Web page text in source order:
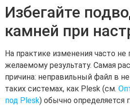
Избегайте
камней при
На практике изменения часто не
желаемому результату. Самая
причина: неправильный файл в
таких системах, как Plesk (см.
под Plesk) обычно определяется